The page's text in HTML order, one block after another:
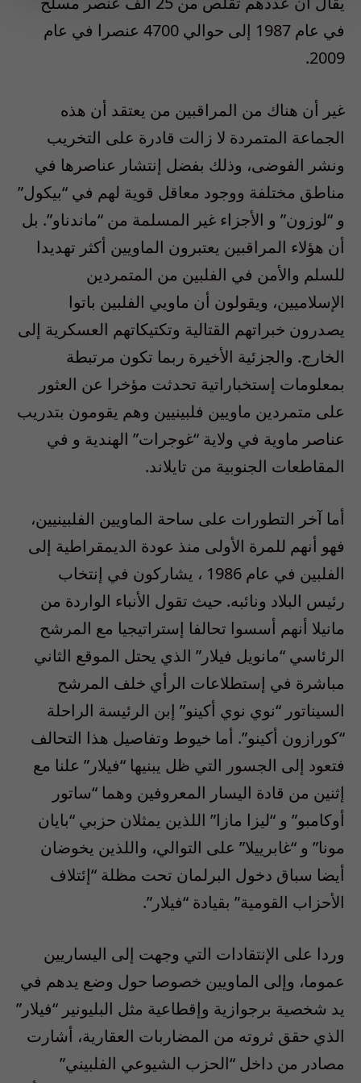
في عام 1987 إلى حوالي 4700 عنصرا في عام
2009.
غير أن هناك من المراقبين من يعتقد أن هذه
الجماعة المتمردة لا زالت قادرة على التخريب
ونشر الفوضى، وذلك بفضل إنتشار عناصرها في
مناطق مختلفة ووجود معاقل قوية لهم في “بيكول”
و “لوزون” و الأجزاء غير المسلمة من “ماندناو”. بل
أن هؤلاء المراقبين يعتبرون الماويين أكثر تهديدا
للسلم والأمن في الفلبين من المتمردين
الإسلاميين، ويقولون أن ماويي الفلبين باتوا
يصدرون خبراتهم القتالية وتكتيكاتهم العسكرية إلى
الخارج. والجزئية الأخيرة ربما تكون مرتبطة
بمعلومات إستخباراتية تحدثت مؤخرا عن العثور
على متمردين ماويين فلبينيين وهم يقومون بتدريب
عناصر ماوية في ولاية “غوجرات” الهندية و في
المقاطعات الجنوبية من تايلاند.
أما آخر التطورات على ساحة الماويين الفلبينيين،
فهو أنهم للمرة الأولى منذ عودة الديمقراطية إلى
الفلبين في عام 1986 ، يشاركون في إنتخاب
رئيس البلاد ونائبه. حيث تقول الأنباء الواردة من
مانيلا أنهم أسسوا تحالفا إستراتيجيا مع المرشح
الرئاسي “مانويل فيلار” الذي يحتل الموقع الثاني
مباشرة في إستطلاعات الرأي خلف المرشح
السيناتور “نوي نوي أكينو” إبن الرئيسة الراحلة
“كورازون أكينو”. أما خيوط وتفاصيل هذا التحالف
فتعود إلى الجسور التي ظل يبنيها “فيلار” علنا مع
إثنين من قادة اليسار المعروفين وهما “ساتور
أوكامبو” و “ليزا مازا” اللذين يمثلان حزبي “بايان
مونا” و “غابرييلا” على التوالي، واللذين يخوضان
أيضا سباق دخول البرلمان تحت مظلة “إئتلاف
الأحزاب القومية” بقيادة “فيلار”.
وردا على الإنتقادات التي وجهت إلى اليساريين
عموما، وإلى الماويين خصوصا حول وضع يدهم في
يد شخصية برجوازية وإقطاعية مثل البليونير “فيلار”
الذي حقق ثروته من المضاربات العقارية، أشارت
مصادر من داخل “الحزب الشيوعي الفلبيني”